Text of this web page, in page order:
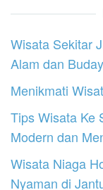
Wisata Sekitar
Alam dan
Menikmati
Tips Wisata Ke
Modern dan
Wisata Niaga
Nyaman di